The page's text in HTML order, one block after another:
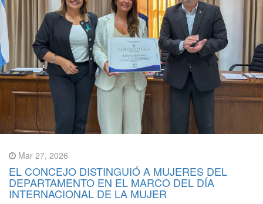
Mar 27, 2026
EL CONCEJO DISTINGUIÓ A MUJERES DEL
DEPARTAMENTO EN EL MARCO DEL DÍA
INTERNACIONAL DE LA MUJER